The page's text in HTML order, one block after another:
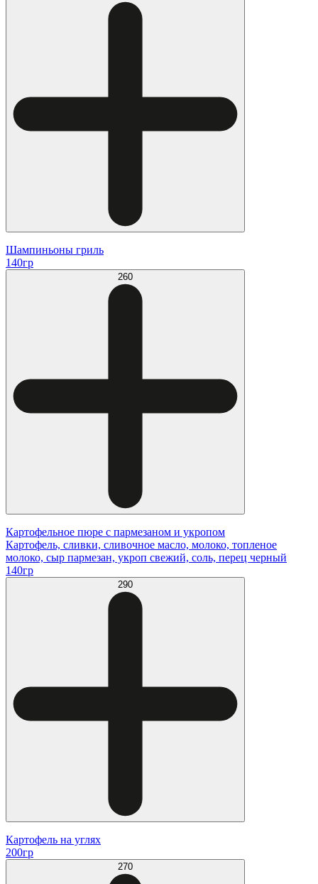
Шампиньоны гриль
140гр
260
Картофельное пюре с пармезаном и укропом
Картофель, сливки, сливочное масло, молоко, топленое
молоко, сыр пармезан, укроп свежий, соль, перец черный
140гр
290
Картофель на углях
200гр
270